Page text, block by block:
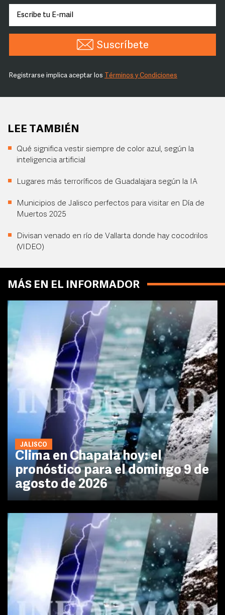
Suscríbete
Registrarse implica aceptar los Términos y Condiciones
LEE TAMBIÉN
Qué significa vestir siempre de color azul, según la
inteligencia artificial
Lugares más terroríficos de Guadalajara según la IA
Municipios de Jalisco perfectos para visitar en Día de
Muertos 2025
Divisan venado en río de Vallarta donde hay cocodrilos
(VIDEO)
MÁS EN EL INFORMADOR
JALISCO
Clima en Chapala hoy: el
pronóstico para el domingo 9 de
agosto de 2026